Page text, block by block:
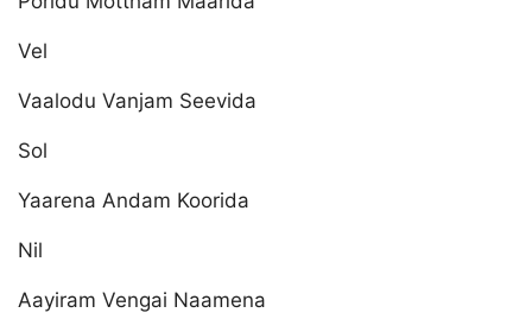
Vel
Vaalodu Vanjam Seevida
Sol
Yaarena Andam Koorida
Nil
Aayiram Vengai Naamena